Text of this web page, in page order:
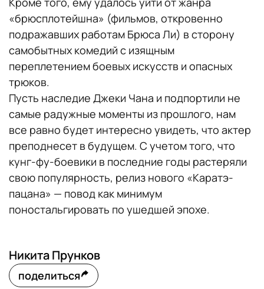
«брюсплотейшна» (фильмов, откровенно
подражавших работам Брюса Ли) в сторону
самобытных комедий с изящным
переплетением боевых искусств и опасных
трюков.
Пусть наследие Джеки Чана и подпортили не
самые радужные моменты из прошлого, нам
все равно будет интересно увидеть, что актер
преподнесет в будущем. С учетом того, что
кунг-фу-боевики в последние годы растеряли
свою популярность, релиз нового «Каратэ-
пацана» — повод как минимум
поностальгировать по ушедшей эпохе.
Никита Прунков
поделиться